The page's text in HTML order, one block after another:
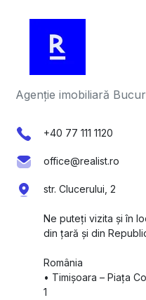
Agenție imobiliară
+40 77 111 1120
office@realist.ro
str. Clucerului, 2
Ne puteți vizita și în
din țară și din
România
•⁠ ⁠Timișoara – Piața
1